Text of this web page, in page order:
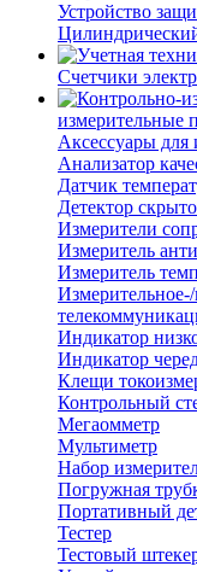
Устройство
Счетчики
измерительные
Аксессуары для
Анализатор
Датчик
Детектор
Измерители
Измеритель
Измеритель
Индикатор
Индикатор
Клещи
Контрольный
Мегаомметр
Мультиметр
Набор
Погружная
Портативный
Тестер
Тестовый